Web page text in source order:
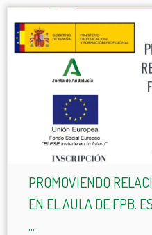
PROMOVIENDO
EN EL AULA DE FPB.
...